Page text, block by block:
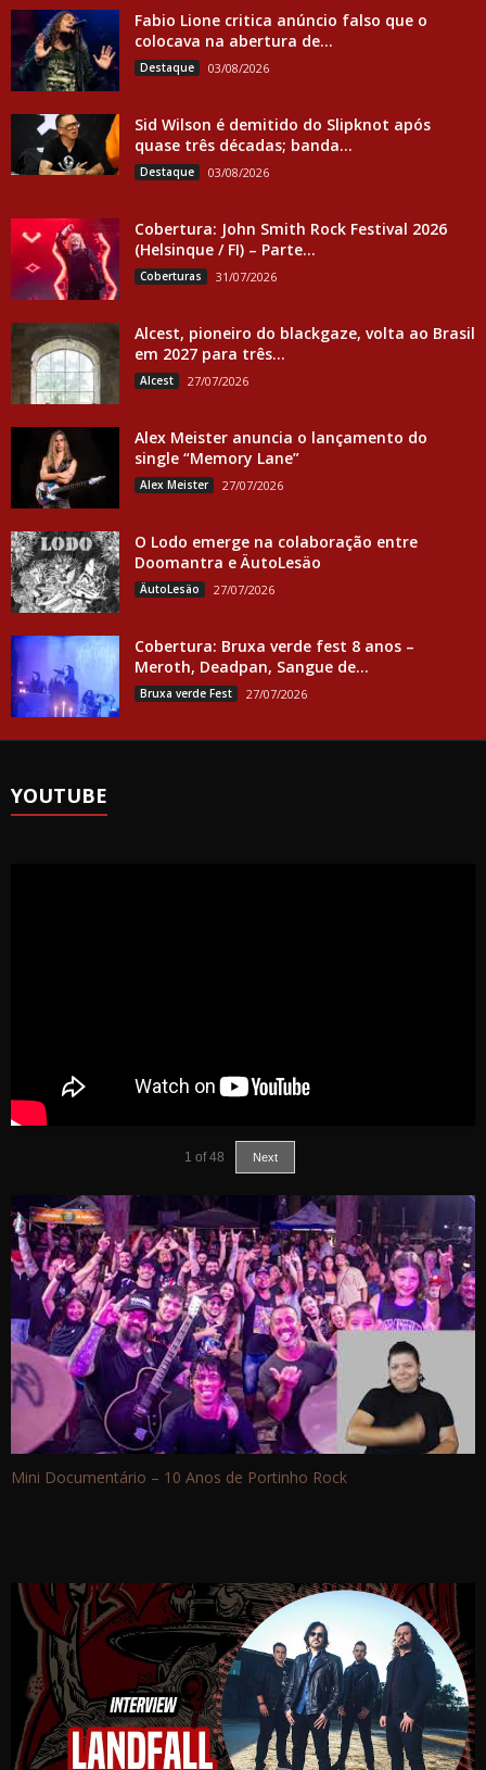
Fabio Lione critica anúncio falso que o
colocava na abertura de...
Destaque 03/08/2026
Sid Wilson é demitido do Slipknot após
quase três décadas; banda...
Destaque 03/08/2026
Cobertura: John Smith Rock Festival 2026
(Helsinque / FI) – Parte...
Coberturas 31/07/2026
Alcest, pioneiro do blackgaze, volta ao Brasil
em 2027 para três...
Alcest 27/07/2026
Alex Meister anuncia o lançamento do
single “Memory Lane”
Alex Meister 27/07/2026
O Lodo emerge na colaboração entre
Doomantra e ÄutoLesäo
ÄutoLesäo 27/07/2026
Cobertura: Bruxa verde fest 8 anos –
Meroth, Deadpan, Sangue de...
Bruxa verde Fest 27/07/2026
YOUTUBE
1 of 48 Next
Mini Documentário – 10 Anos de Portinho Rock